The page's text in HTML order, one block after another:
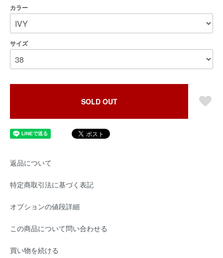
カラー
サイズ
SOLD OUT
返品について
特定商取引法に基づく表記
オプションの値段詳細
この商品について問い合わせる
買い物を続ける